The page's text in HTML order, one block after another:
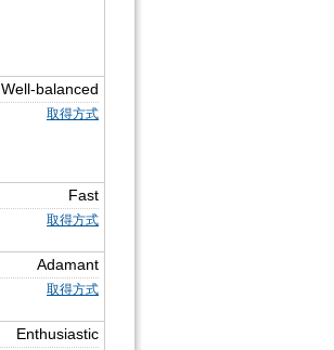
Well-balanced
取得方式
Fast
取得方式
Adamant
取得方式
Enthusiastic